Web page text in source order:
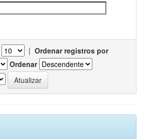
| Ordenar registros por
Ordenar